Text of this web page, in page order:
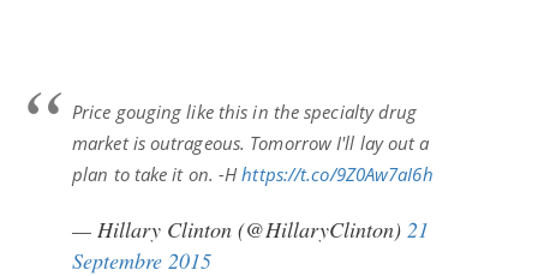
Price gouging like this in the specialty drug
market is outrageous. Tomorrow I'll lay out a
plan to take it on. -Hhttps://t.co/9Z0Aw7aI6h
— Hillary Clinton (@HillaryClinton) 21
Septembre 2015